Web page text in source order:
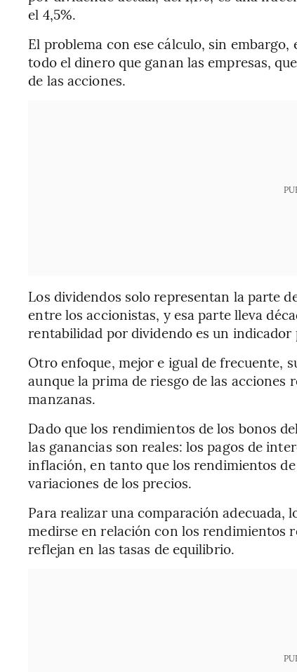
el 4,5%.
El problema con ese cálculo, sin
todo el dinero que ganan las empresas,
de las acciones.
Los dividendos solo representan la parte
entre los accionistas, y esa parte lleva
rentabilidad por dividendo es un
Otro enfoque, mejor e igual de frecuente,
aunque la prima de riesgo de las acciones
manzanas.
Dado que los rendimientos de los bonos
las ganancias son reales: los pagos de
inflación, en tanto que los rendimientos
variaciones de los precios.
Para realizar una comparación adecuada,
medirse en relación con los rendimientos
reflejan en las tasas de equilibrio.